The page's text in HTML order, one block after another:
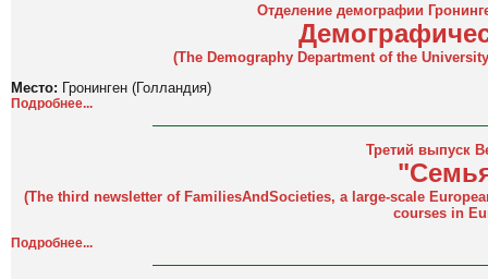
Отделение демографии
(The Demography Department of the
Место: Гронинген (Голландия)
Подробнее...
Третий выпуск
(The third newsletter of FamiliesAndSocieties, a large-scale
courses in
Подробнее...